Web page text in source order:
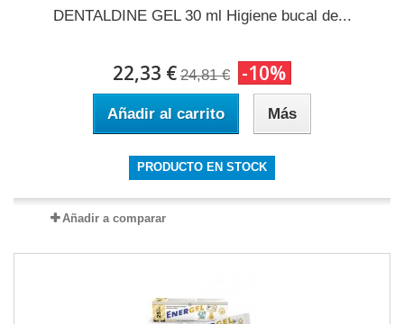
DENTALDINE GEL 30 ml Higiene bucal de...
22,33 € 24,81 € -10%
Añadir al carrito Más
PRODUCTO EN STOCK
Añadir a comparar